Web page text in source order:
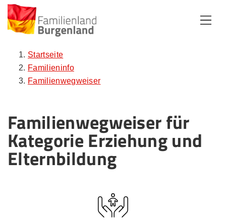
Startseite
Familieninfo
Familienwegweiser
Familienwegweiser für
Kategorie Erziehung und
Elternbildung